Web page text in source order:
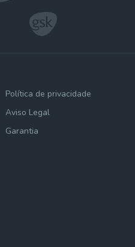
Política de privacidade
Aviso Legal
Garantia